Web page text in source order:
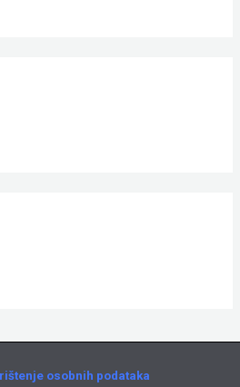
osobnih podataka